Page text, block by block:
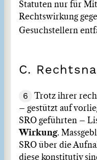
Statuten nur für
Rechtswirkung
Gesuchstellern
C.
6
Trotz ihrer
– gestützt auf
SRO geführten –
Wirkung.
SRO über die
diese konstitutiv